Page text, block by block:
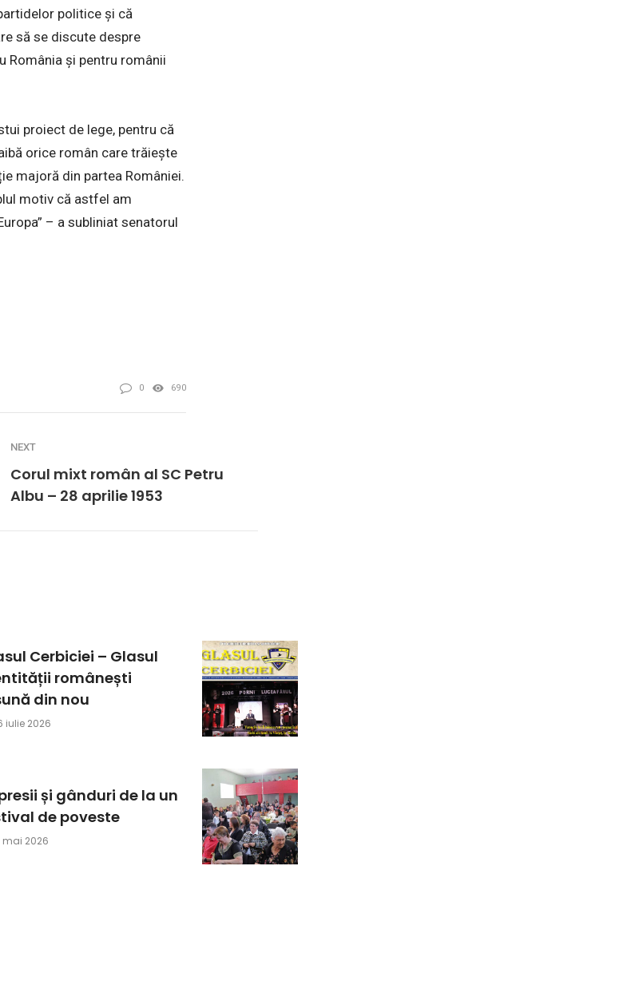
politice și că
să se discute despre
România și pentru românii
proiect de lege, pentru că
orice român care trăiește
majoră din partea României.
motiv că astfel am
– a subliniat senatorul
0 690
NEXT
Corul mixt român al SC Petru
Albu – 28 aprilie 1953
Cerbiciei – Glasul
românești
din nou
iulie 2026
și gânduri de la un
de poveste
mai 2026